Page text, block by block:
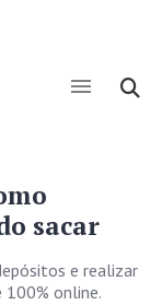
sacar
e realizar
100% online.